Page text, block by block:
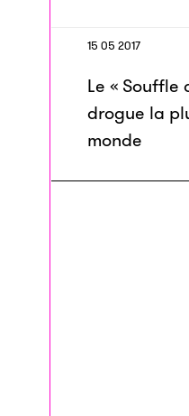
15 05 2017
Le « Souffle
drogue la
monde